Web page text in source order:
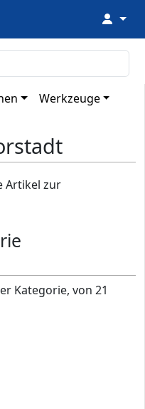
↓
Werkzeuge
Artikel zur
Kategorie, von 21